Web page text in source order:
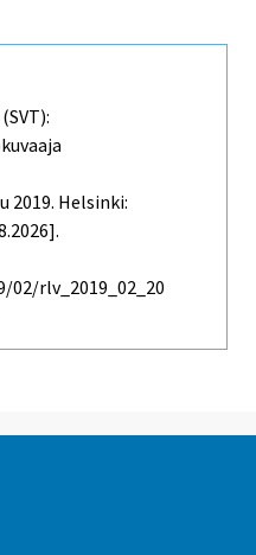
2019. Helsinki:
rlv_2019_02_20